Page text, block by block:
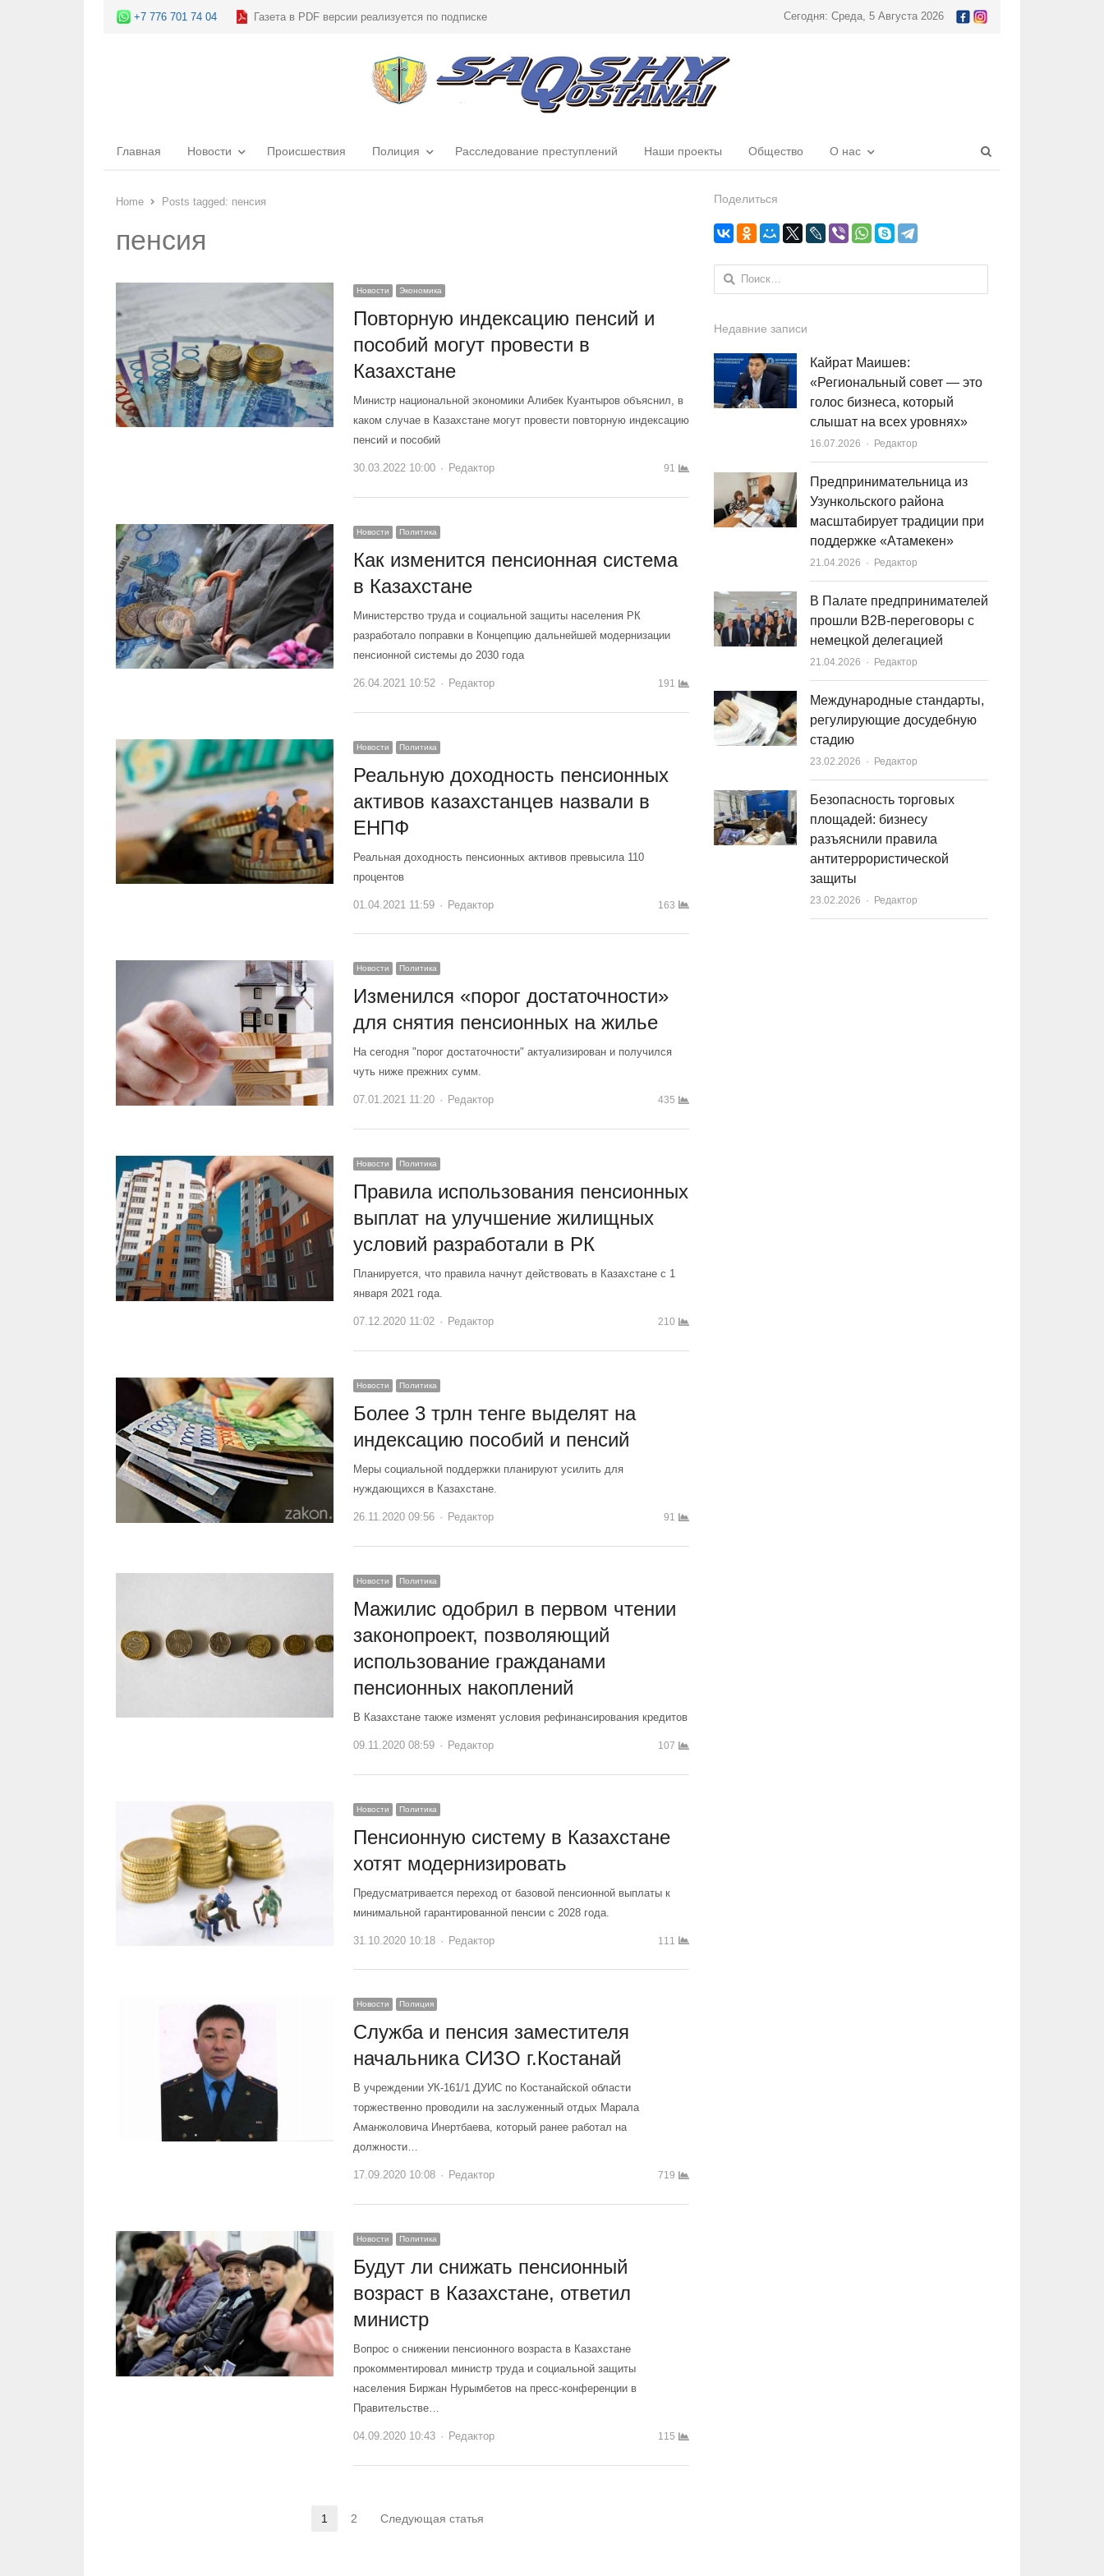
+7 776 701 74 04 Газета в PDF версии реализуется по подписке Сегодня: Среда, 5 Августа 2026
Главная Новости Происшествия Полиция Расследование преступлений Наши проекты Общество О нас
Home
Posts tagged: пенсия
пенсия
Новости Экономика
Повторную индексацию пенсий и
пособий могут провести в
Казахстане
Министр национальной экономики Алибек Куантыров объяснил, в
каком случае в Казахстане могут провести повторную индексацию
пенсий и пособий
30.03.2022 10:00 Author
Редактор 91
Новости Политика
Как изменится пенсионная система
в Казахстане
Министерство труда и социальной защиты населения РК
разработало поправки в Концепцию дальнейшей модернизации
пенсионной системы до 2030 года
26.04.2021 10:52 Author
Редактор 191
Новости Политика
Реальную доходность пенсионных
активов казахстанцев назвали в
ЕНПФ
Реальная доходность пенсионных активов превысила 110
процентов
01.04.2021 11:59 Author
Редактор 163
Новости Политика
Изменился «порог достаточности»
для снятия пенсионных на жилье
На сегодня "порог достаточности" актуализирован и получился
чуть ниже прежних сумм.
07.01.2021 11:20 Author
Редактор 435
Новости Политика
Правила использования пенсионных
выплат на улучшение жилищных
условий разработали в РК
Планируется, что правила начнут действовать в Казахстане с 1
января 2021 года.
07.12.2020 11:02 Author
Редактор 210
Новости Политика
Более 3 трлн тенге выделят на
индексацию пособий и пенсий
Меры социальной поддержки планируют усилить для
нуждающихся в Казахстане.
26.11.2020 09:56 Author
Редактор 91
Новости Политика
Мажилис одобрил в первом чтении
законопроект, позволяющий
использование гражданами
пенсионных накоплений
В Казахстане также изменят условия рефинансирования кредитов
09.11.2020 08:59 Author
Редактор 107
Новости Политика
Пенсионную систему в Казахстане
хотят модернизировать
Предусматривается переход от базовой пенсионной выплаты к
минимальной гарантированной пенсии с 2028 года.
31.10.2020 10:18 Author
Редактор 111
Новости Полиция
Служба и пенсия заместителя
начальника СИЗО г.Костанай
В учреждении УК-161/1 ДУИС по Костанайской области
торжественно проводили на заслуженный отдых Марала
Аманжоловича Инертбаева, который ранее работал на
должности…
17.09.2020 10:08 Author
Редактор 719
Новости Политика
Будут ли снижать пенсионный
возраст в Казахстане, ответил
министр
Вопрос о снижении пенсионного возраста в Казахстане
прокомментировал министр труда и социальной защиты
населения Биржан Нурымбетов на пресс-конференции в
Правительстве…
04.09.2020 10:43 Author
Редактор 115
Страница
1 Страница
2 Следующая статья
Поделиться
Найти:
Недавние записи
Кайрат Маишев:
«Региональный совет — это
голос бизнеса, который
слышат на всех уровнях»
16.07.2026 Author
Редактор
Предпринимательница из
Узункольского района
масштабирует традиции при
поддержке «Атамекен»
21.04.2026 Author
Редактор
В Палате предпринимателей
прошли B2B-переговоры с
немецкой делегацией
21.04.2026 Author
Редактор
Международные стандарты,
регулирующие досудебную
стадию
23.02.2026 Author
Редактор
Безопасность торговых
площадей: бизнесу
разъяснили правила
антитеррористической
защиты
23.02.2026 Author
Редактор